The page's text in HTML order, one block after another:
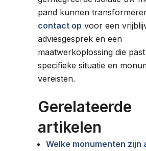
pand kunnen
contact op voor een
adviesgesprek en een
maatwerkoplossing die
specifieke situatie en
vereisten.
Gerelateerde
artikelen
Welke monumenten zijn